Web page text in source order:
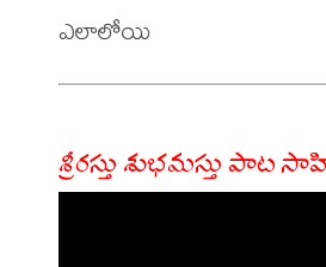
శ్రీరస్తు శుభమస్తు పాట